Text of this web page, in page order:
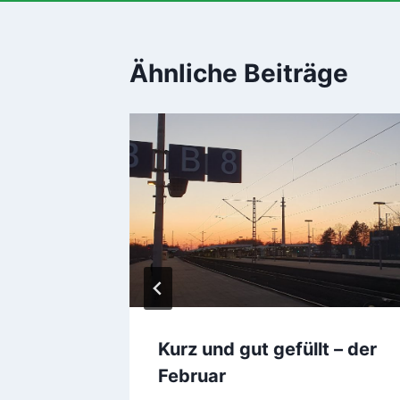
Ähnliche Beiträge
Kurz und gut gefüllt – der
Februar